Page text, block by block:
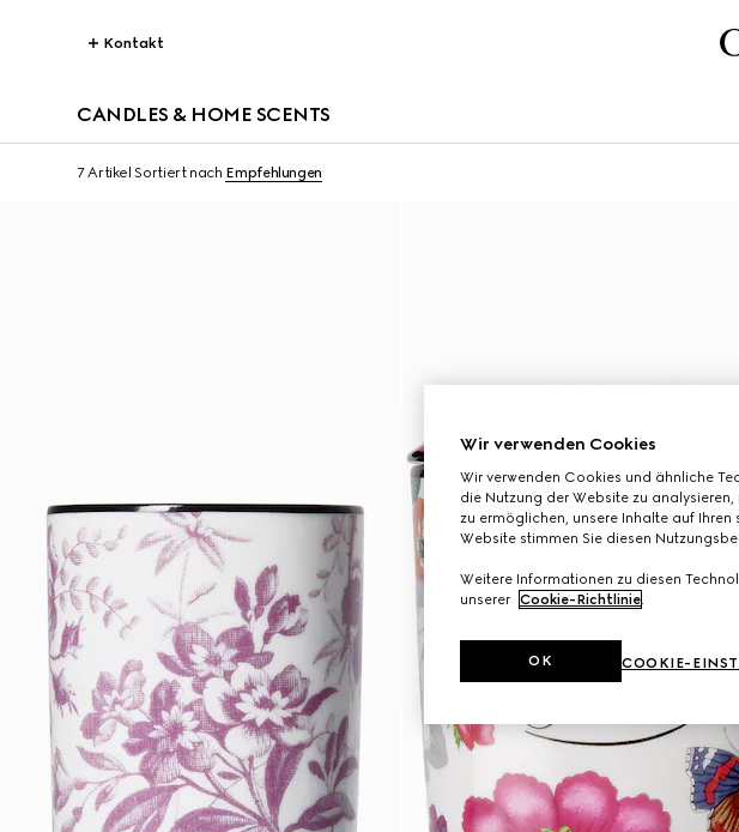
Kontakt
CANDLES & HOME SCENTS
7 Artikel Sortiert nach Empfehlungen
Wir verwenden Cookies
Wir verwenden Cookies und ähnliche
die Nutzung der Website zu
zu ermöglichen, unsere Inhalte auf
Website stimmen Sie diesen
Weitere Informationen zu diesen
unserer Cookie-Richtlinie
COOKIE-
OK